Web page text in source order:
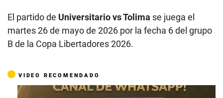
El partido de Universitario vs Tolima se juega el
martes 26 de mayo de 2026 por la fecha 6 del grupo
B de la Copa Libertadores 2026.
VIDEO RECOMENDADO